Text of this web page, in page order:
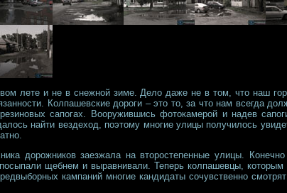
лете и не в снежной зиме. Дело даже не в том, что наш
Колпашевские дороги – это то, за что нам всегда
сапогах. Вооружившись фотокамерой и надев
найти вездеход, поэтому многие улицы получилось
дорожников заезжала на второстепенные улицы.
посыпали щебнем и выравнивали. Теперь колпашевцы,
кампаний многие кандидаты сочувственно